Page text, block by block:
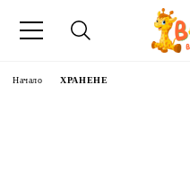
Начало ХРАНЕНЕ